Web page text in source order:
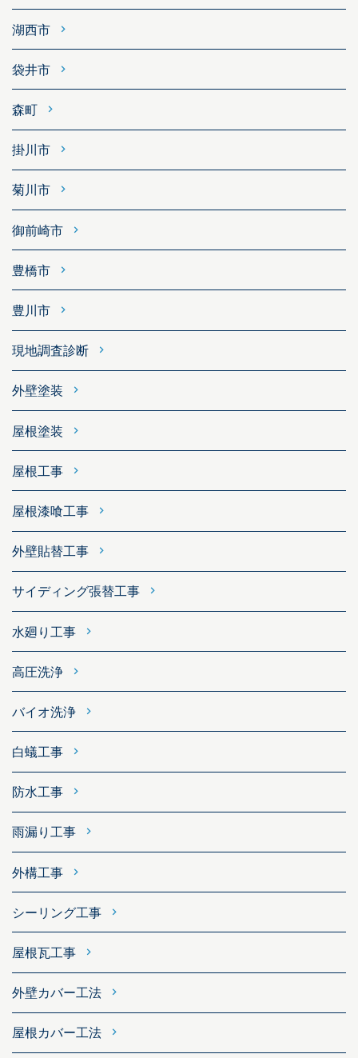
湖西市
袋井市
森町
掛川市
菊川市
御前崎市
豊橋市
豊川市
現地調査診断
外壁塗装
屋根塗装
屋根工事
屋根漆喰工事
外壁貼替工事
サイディング張替工事
水廻り工事
高圧洗浄
バイオ洗浄
白蟻工事
防水工事
雨漏り工事
外構工事
シーリング工事
屋根瓦工事
外壁カバー工法
屋根カバー工法